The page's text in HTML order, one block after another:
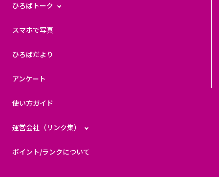
ひろばトーク
スマホで写真
ひろばだより
アンケート
使い方ガイド
運営会社（リンク集）
ポイント/ランクについて